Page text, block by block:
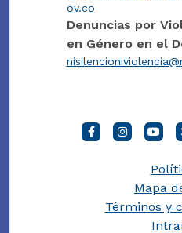
ov.co
Denuncias por
en Género en el
Mapa
Términos y